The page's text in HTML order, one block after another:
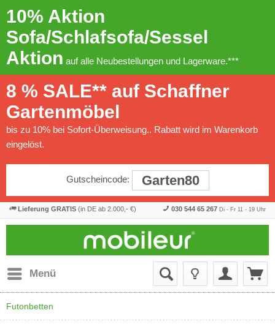
10% Aktion
Sofa/Schlafsofa/Sessel
Aktion auf alle Neubestellungen und Lagerware.***
8 % SALE** auf Schaffner
Gartenmöbel
bis zu 10% bei Sofort-Überweisung.. Rabatt wird im Warenkorb
eingelöst.
Gutscheincode: Garten80
Lieferung GRATIS (in DE ab 2.000,- €) 030 544 65 267 Di - Fr 11 - 19 Uhr
Menü
Futonbetten